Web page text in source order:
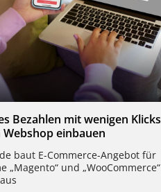
Bezahlen mit wenigen Klicks
Webshop einbauen
baut E-Commerce-Angebot für
„Magento“ und „WooCommerce“